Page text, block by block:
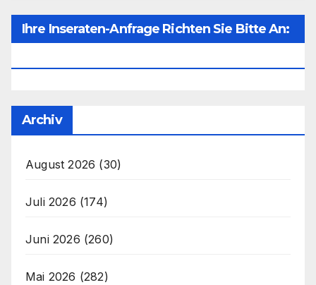
Ihre Inseraten-Anfrage Richten Sie Bitte An:
Archiv
August 2026 (30)
Juli 2026 (174)
Juni 2026 (260)
Mai 2026 (282)